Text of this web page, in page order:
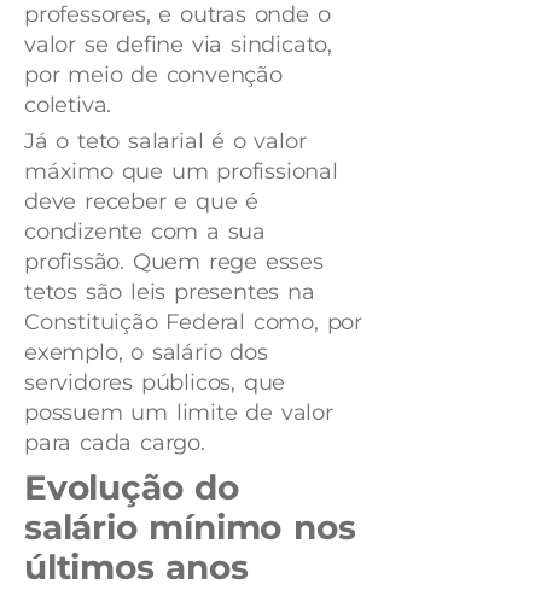
professores, e outras onde o
valor se define via sindicato,
por meio de convenção
coletiva.
Já o teto salarial é o valor
máximo que um profissional
deve receber e que é
condizente com a sua
profissão. Quem rege esses
tetos são leis presentes na
Constituição Federal como, por
exemplo, o salário dos
servidores públicos, que
possuem um limite de valor
para cada cargo.
Evolução do
salário mínimo nos
últimos anos